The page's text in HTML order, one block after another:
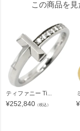
この商品を
ティファニー Ti...
¥252,840 （税込） ¥